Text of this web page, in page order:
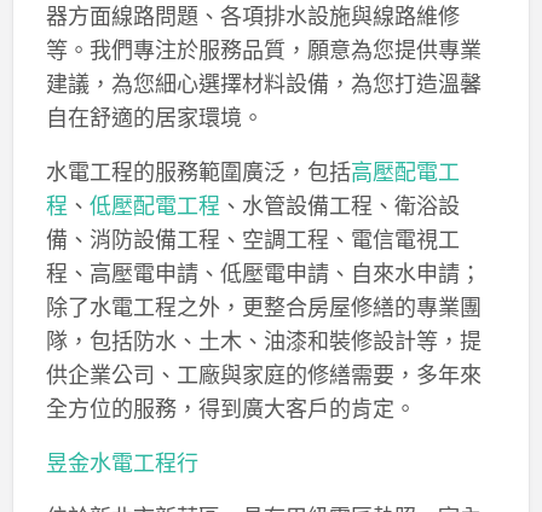
器方面線路問題、各項排水設施與線路維修
等。我們專注於服務品質，願意為您提供專業
建議，為您細心選擇材料設備，為您打造溫馨
自在舒適的居家環境。
水電工程的服務範圍廣泛，包括高壓配電工
程 、 低壓配電工程 、水管設備工程、衛浴設
備、消防設備工程、空調工程、電信電視工
程、高壓電申請、低壓電申請、自來水申請；
除了水電工程之外，更整合房屋修繕的專業團
隊，包括防水、土木、油漆和裝修設計等，提
供企業公司、工廠與家庭的修繕需要，多年來
全方位的服務，得到廣大客戶的肯定。
昱金水電工程行